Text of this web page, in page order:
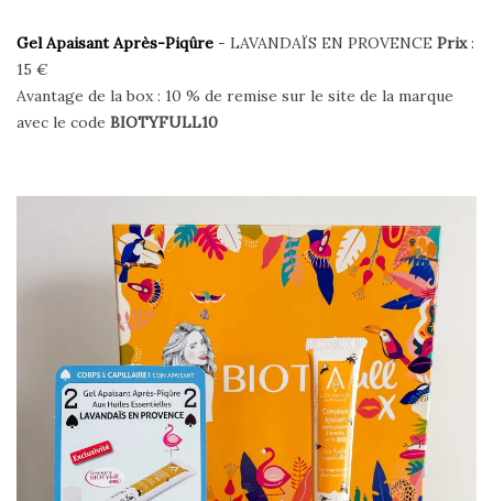
Gel Apaisant Après-Piqûre - LAVANDAÏS EN PROVENCE Prix:
15 €
Avantage de la box : 10 % de remise sur le site de la marque
avec le code BIOTYFULL10